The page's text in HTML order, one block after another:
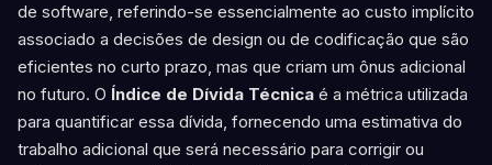
de software, referindo-se essencialmente ao custo implícito
associado a decisões de design ou de codificação que são
eficientes no curto prazo, mas que criam um ônus adicional
no futuro. O Índice de Dívida Técnica é a métrica utilizada
para quantificar essa dívida, fornecendo uma estimativa do
trabalho adicional que será necessário para corrigir ou